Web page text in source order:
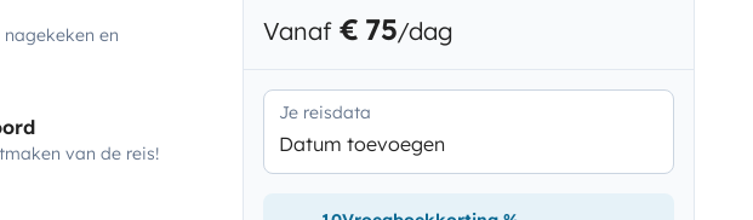
en
van de reis!
Vanaf € 75/dag
Je reisdata
Datum toevoegen